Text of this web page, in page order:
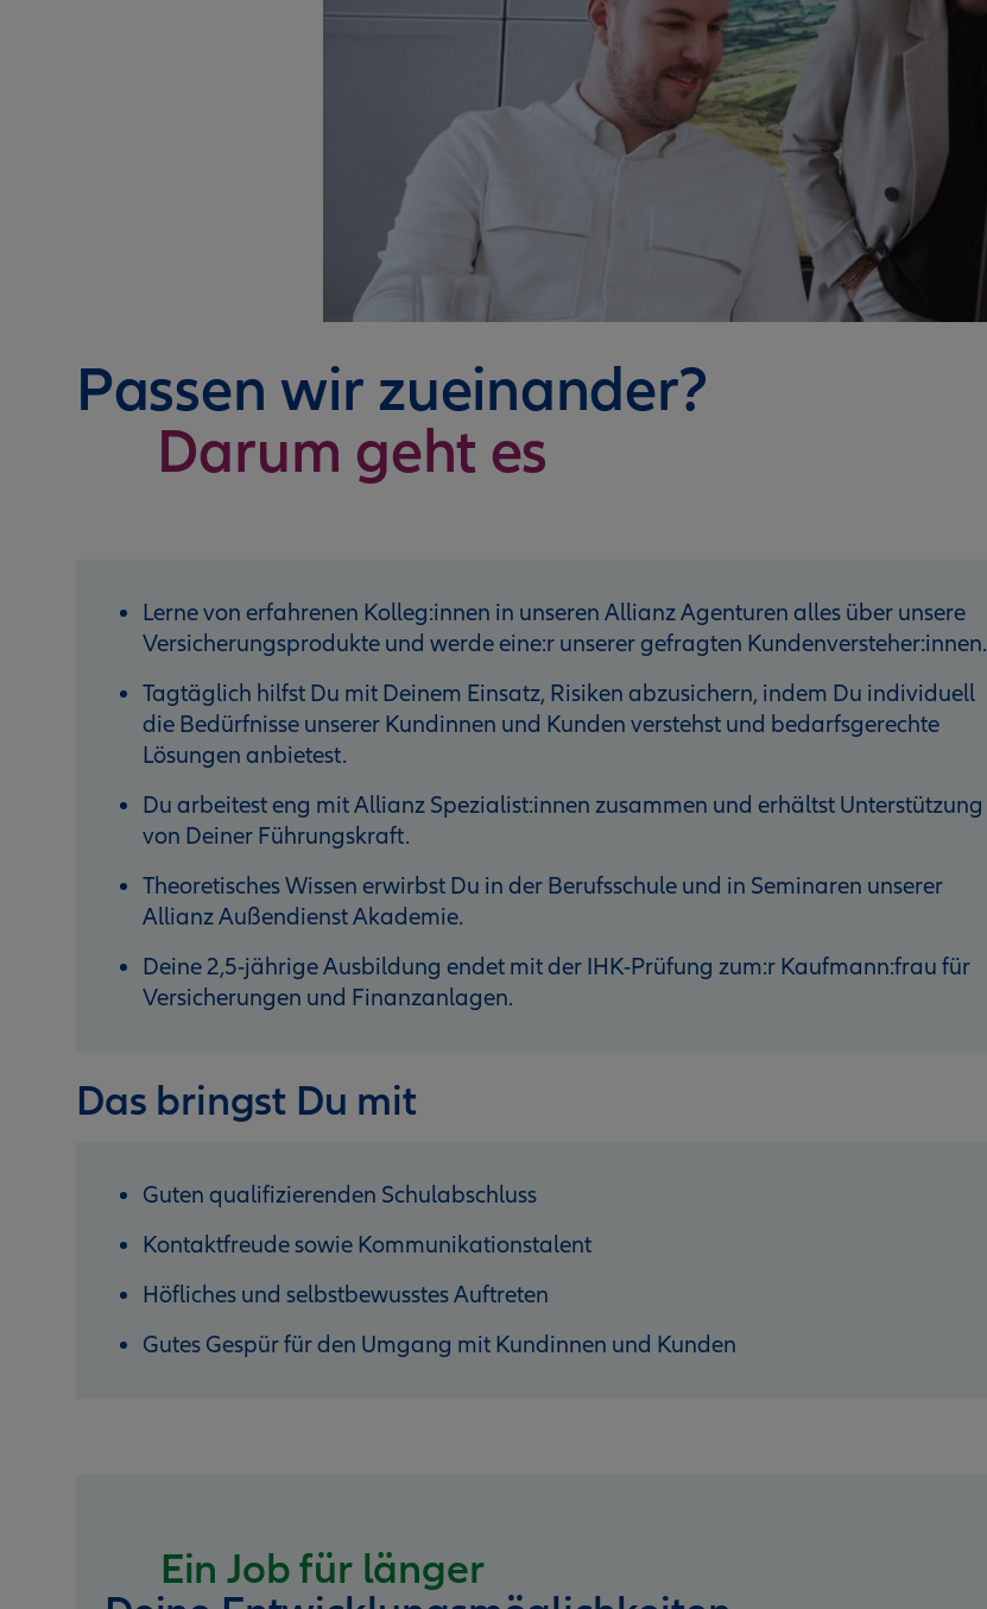
Passen wir zueinander?
Darum geht es
Lerne von erfahrenen Kolleg:innen in unseren Allianz Agenturen alles über unsere
Versicherungsprodukte und werde eine:r unserer gefragten Kundenversteher:innen.
Tagtäglich hilfst Du mit Deinem Einsatz, Risiken abzusichern, indem Du individuell
die Bedürfnisse unserer Kundinnen und Kunden verstehst und bedarfsgerechte
Lösungen anbietest.
Du arbeitest eng mit Allianz Spezialist:innen zusammen und erhältst Unterstützung
von Deiner Führungskraft.
Theoretisches Wissen erwirbst Du in der Berufsschule und in Seminaren unserer
Allianz Außendienst Akademie.
Deine 2,5-jährige Ausbildung endet mit der IHK-Prüfung zum:r Kaufmann:frau für
Versicherungen und Finanzanlagen.
Das bringst Du mit
Guten qualifizierenden Schulabschluss
Kontaktfreude sowie Kommunikationstalent
Höfliches und selbstbewusstes Auftreten
Gutes Gespür für den Umgang mit Kundinnen und Kunden
Ein Job für länger